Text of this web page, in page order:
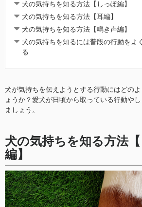
犬の気持ちを知る方法【しっぽ編】
犬の気持ちを知る方法【耳編】
犬の気持ちを知る方法【鳴き声編】
犬の気持ちを知るには普段の行動をよ
る
犬が気持ちを伝えようとする行動にはどの
ょうか？愛犬が日頃から取っている行動や
ましょう。
犬の気持ちを知る方法
編】